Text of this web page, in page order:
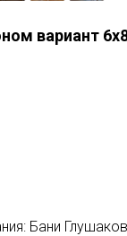
вариант
Бани